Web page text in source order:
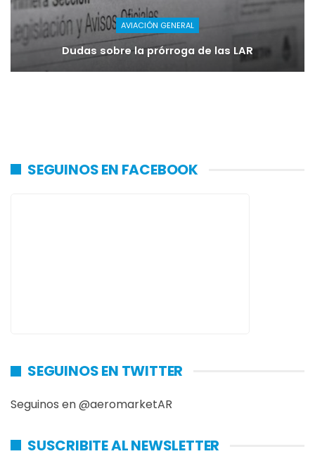
AVIACIÓN GENERAL
Dudas sobre la prórroga de las LAR
SEGUINOS EN FACEBOOK
SEGUINOS EN TWITTER
Seguinos en @aeromarketAR
SUSCRIBITE AL NEWSLETTER